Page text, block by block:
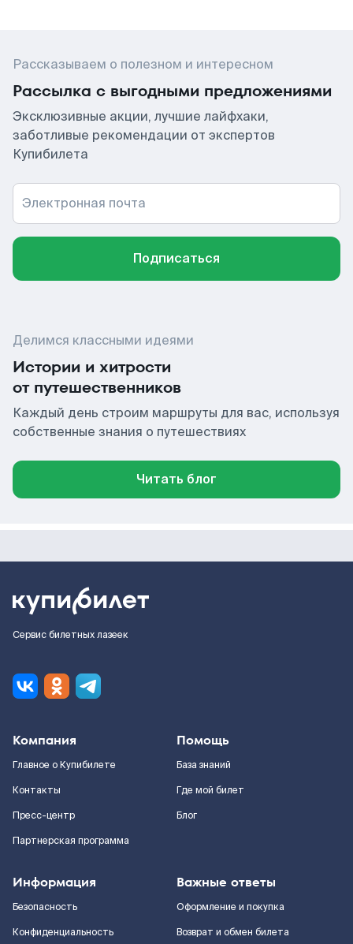
Рассказываем о полезном и интересном
Рассылка с выгодными предложениями
Эксклюзивные акции, лучшие лайфхаки,
заботливые рекомендации от экспертов
Купибилета
Электронная почта
Подписаться
Делимся классными идеями
Истории и хитрости
от путешественников
Каждый день строим маршруты для вас, используя
собственные знания о путешествиях
Читать блог
Сервис билетных лазеек
Компания
Главное о Купибилете
Контакты
Пресс-центр
Партнерская программа
Помощь
База знаний
Где мой билет
Блог
Информация
Безопасность
Конфиденциальность
Важные ответы
Оформление и покупка
Возврат и обмен билета